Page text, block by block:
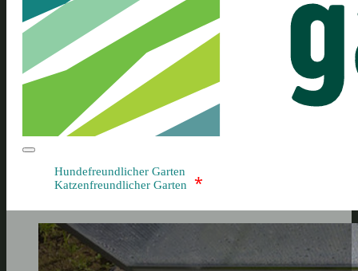
Hundefreundlicher Garten
Katzenfreundlicher Garten
*